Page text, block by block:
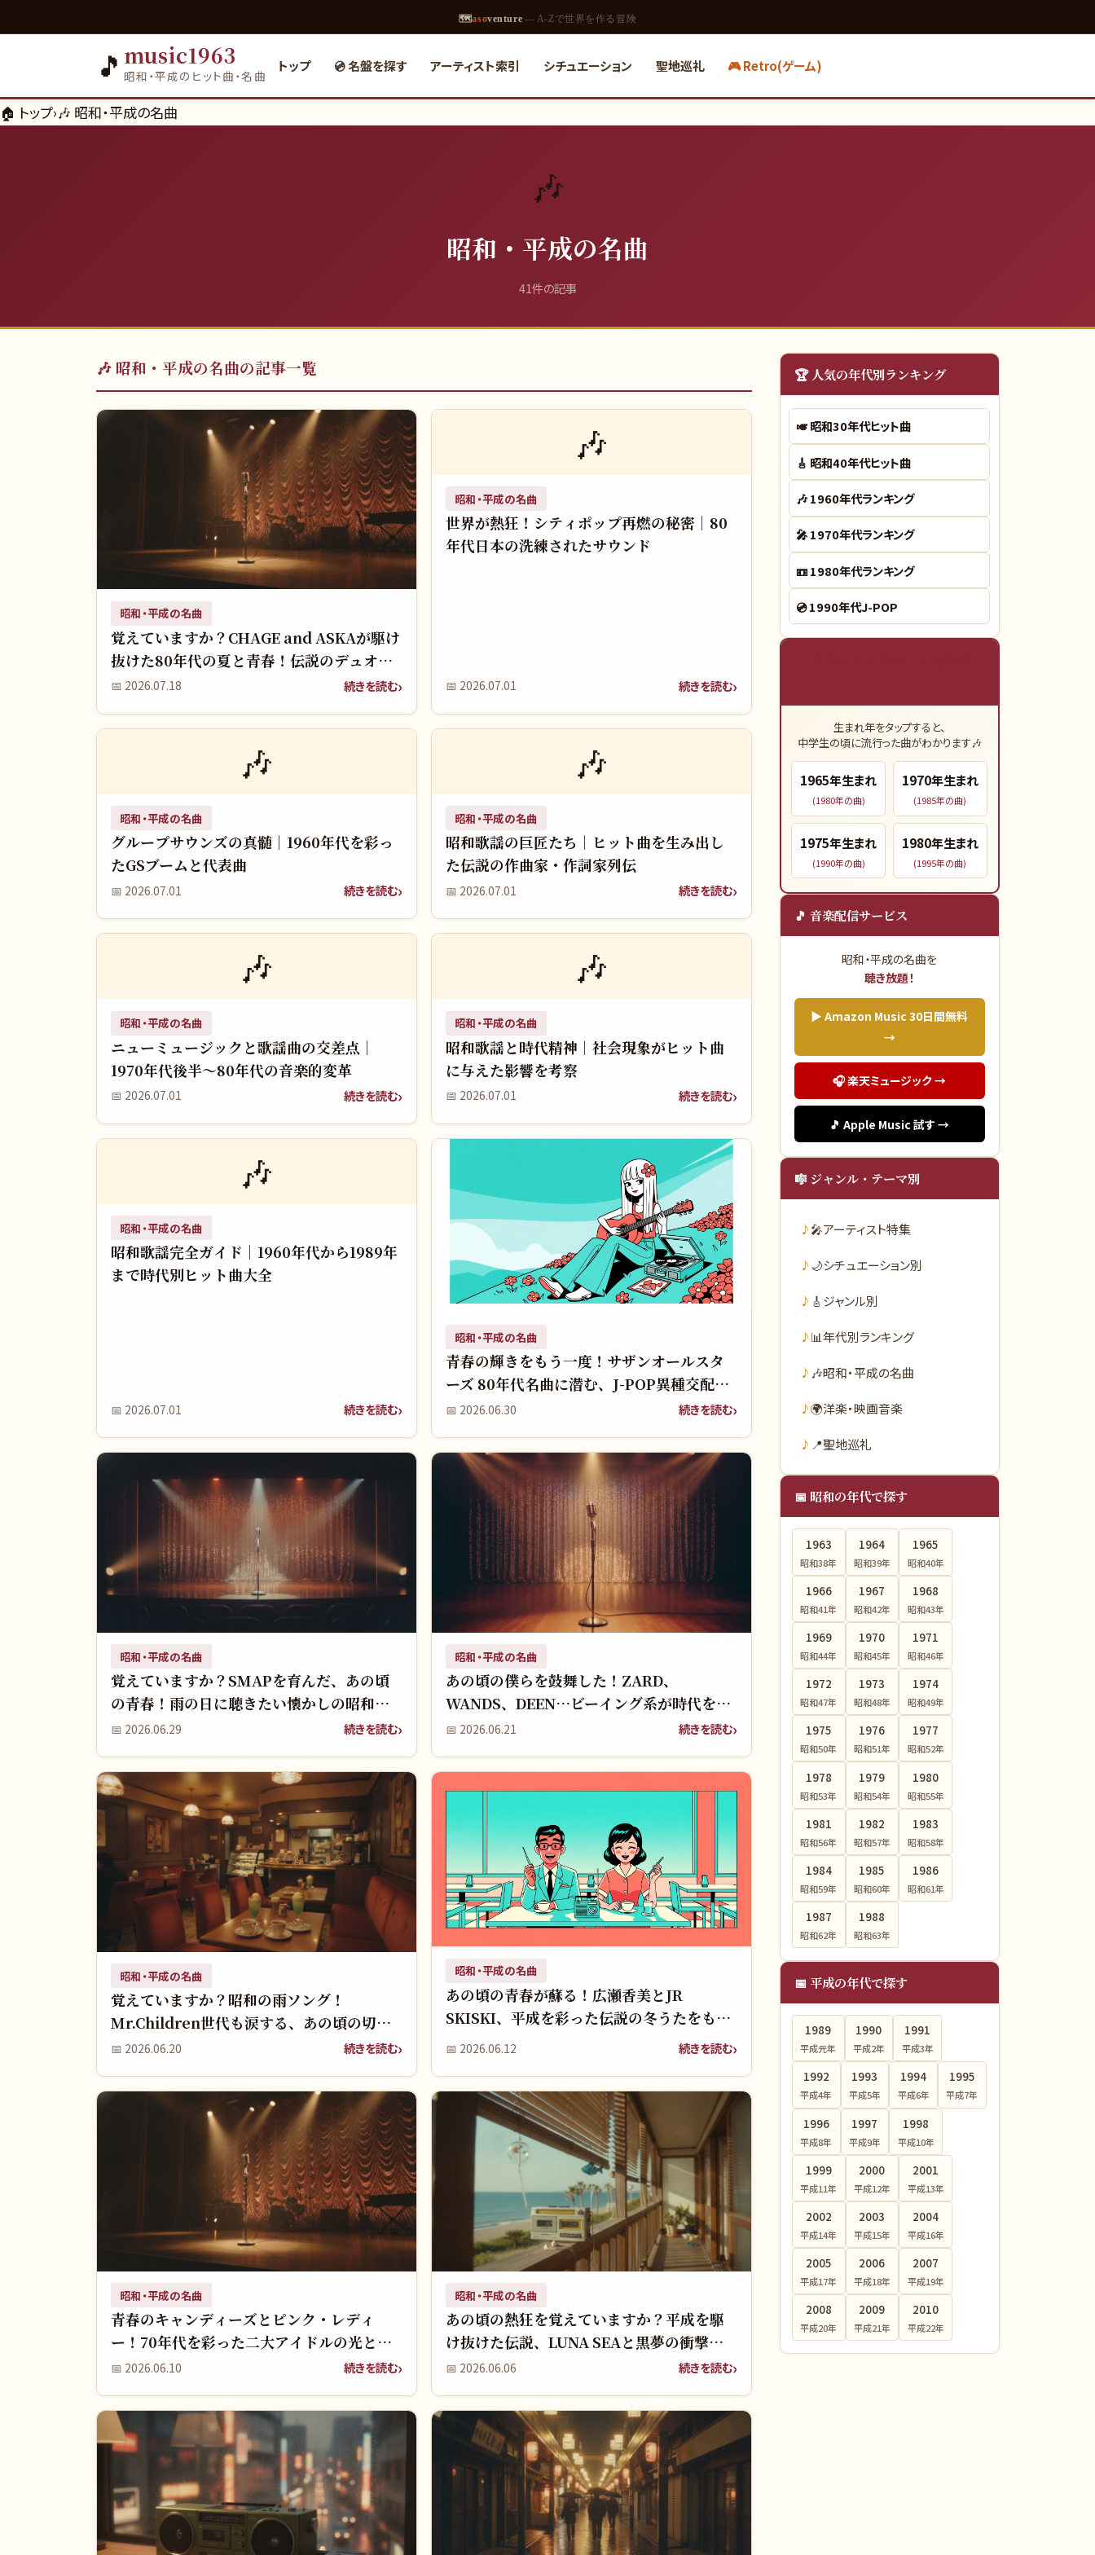
🗺asoventure — A-Zで世界を作る冒険
🎵 music1963
昭和・平成のヒット曲・名曲
トップ 💿 名盤を探す アーティスト索引 シチュエーション 聖地巡礼 🎮 Retro(ゲーム)
🏠 トップ›🎶 昭和・平成の名曲
🎶
昭和・平成の名曲
41件の記事
🎶 昭和・平成の名曲の記事一覧
昭和・平成の名曲
覚えていますか？CHAGE and ASKAが駆け
抜けた80年代の夏と青春！伝説のデュオ、
あの頃の輝き
📅 2026.07.18 続きを読む
🎶
昭和・平成の名曲
世界が熱狂！シティポップ再燃の秘密｜80
年代日本の洗練されたサウンド
📅 2026.07.01 続きを読む
🎶
昭和・平成の名曲
グループサウンズの真髄｜1960年代を彩っ
たGSブームと代表曲
📅 2026.07.01 続きを読む
🎶
昭和・平成の名曲
昭和歌謡の巨匠たち｜ヒット曲を生み出し
た伝説の作曲家・作詞家列伝
📅 2026.07.01 続きを読む
🎶
昭和・平成の名曲
ニューミュージックと歌謡曲の交差点｜
1970年代後半～80年代の音楽的変革
📅 2026.07.01 続きを読む
🎶
昭和・平成の名曲
昭和歌謡と時代精神｜社会現象がヒット曲
に与えた影響を考察
📅 2026.07.01 続きを読む
🎶
昭和・平成の名曲
昭和歌謡完全ガイド｜1960年代から1989年
まで時代別ヒット曲大全
📅 2026.07.01 続きを読む
昭和・平成の名曲
青春の輝きをもう一度！サザンオールスタ
ーズ 80年代名曲に潜む、J-POP異種交配の
秘密を覚えていますか？
📅 2026.06.30 続きを読む
昭和・平成の名曲
覚えていますか？SMAPを育んだ、あの頃
の青春！雨の日に聴きたい懐かしの昭和ジ
ャニーズと歌謡曲！
📅 2026.06.29 続きを読む
昭和・平成の名曲
あの頃の僕らを鼓舞した！ZARD、
WANDS、DEEN…ビーイング系が時代を彩
った90年代初頭の青春を覚えていますか？
📅 2026.06.21 続きを読む
昭和・平成の名曲
覚えていますか？昭和の雨ソング！
Mr.Children世代も涙する、あの頃の切な
い雨メロディの真実
📅 2026.06.20 続きを読む
昭和・平成の名曲
あの頃の青春が蘇る！広瀬香美とJR
SKISKI、平成を彩った伝説の冬うたをもう
一度聴きたい！
📅 2026.06.12 続きを読む
昭和・平成の名曲
青春のキャンディーズとピンク・レディ
ー！70年代を彩った二大アイドルの光と影
を覚えていますか？
📅 2026.06.10 続きを読む
昭和・平成の名曲
あの頃の熱狂を覚えていますか？平成を駆
け抜けた伝説、LUNA SEAと黒夢の衝撃が
今も胸を打つ！
📅 2026.06.06 続きを読む
🏆 人気の年代別ランキング
🎺昭和30年代ヒット曲
🎸 昭和40年代ヒット曲
🎶1960年代ランキング
🎤1970年代ランキング
📼1980年代ランキング
💿1990年代J-POP
生まれ年をタップすると、
中学生の頃に流行った曲がわかります🎶
1965年生まれ
(1980年の曲)
1970年生まれ
(1985年の曲)
1975年生まれ
(1990年の曲)
1980年生まれ
(1995年の曲)
🎵 音楽配信サービス
昭和・平成の名曲を
聴き放題！
▶ Amazon Music 30日間無料
→
🎧 楽天ミュージック →
🎵 Apple Music 試す →
🎼 ジャンル・テーマ別
🎤アーティスト特集
🌙シチュエーション別
🎸ジャンル別
📊年代別ランキング
🎶昭和・平成の名曲
🌍洋楽・映画音楽
📍聖地巡礼
📅 昭和の年代で探す
1963
昭和38年
1964
昭和39年
1965
昭和40年
1966
昭和41年
1967
昭和42年
1968
昭和43年
1969
昭和44年
1970
昭和45年
1971
昭和46年
1972
昭和47年
1973
昭和48年
1974
昭和49年
1975
昭和50年
1976
昭和51年
1977
昭和52年
1978
昭和53年
1979
昭和54年
1980
昭和55年
1981
昭和56年
1982
昭和57年
1983
昭和58年
1984
昭和59年
1985
昭和60年
1986
昭和61年
1987
昭和62年
1988
昭和63年
📅 平成の年代で探す
1989
平成元年
1990
平成2年
1991
平成3年
1992
平成4年
1993
平成5年
1994
平成6年
1995
平成7年
1996
平成8年
1997
平成9年
1998
平成10年
1999
平成11年
2000
平成12年
2001
平成13年
2002
平成14年
2003
平成15年
2004
平成16年
2005
平成17年
2006
平成18年
2007
平成19年
2008
平成20年
2009
平成21年
2010
平成22年